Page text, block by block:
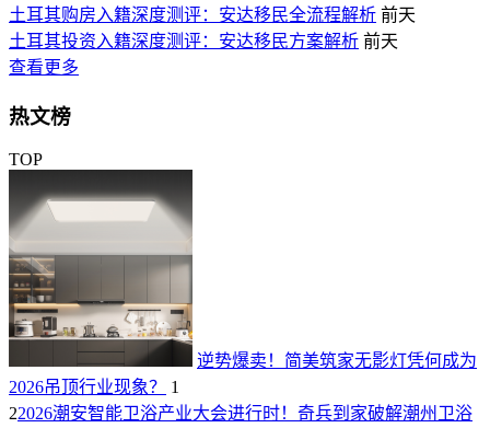
土耳其购房入籍深度测评：安达移民全流程解析 前天
土耳其投资入籍深度测评：安达移民方案解析 前天
查看更多
热文榜
TOP
逆势爆卖！简美筑家无影灯凭何成为
2026吊顶行业现象？
1
22026潮安智能卫浴产业大会进行时！奇兵到家破解潮州卫浴